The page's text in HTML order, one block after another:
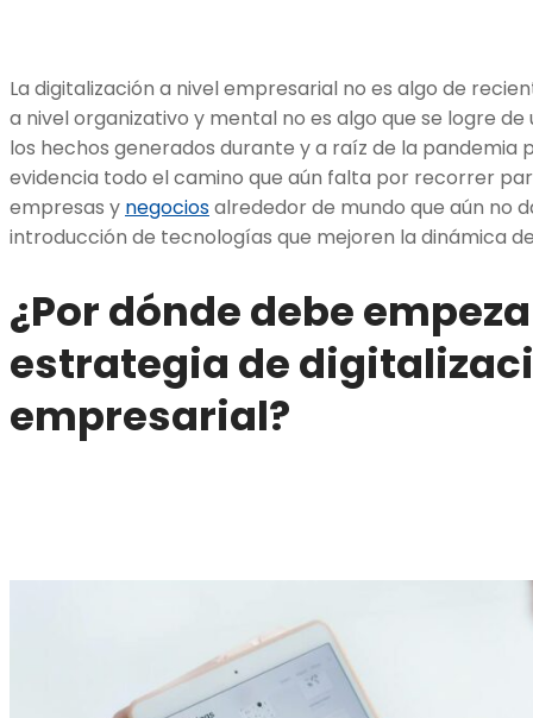
La digitalización a nivel empresarial no es algo de
a nivel organizativo y mental no es algo que se logre
los hechos generados durante y a raíz de la pandemia
evidencia todo el camino que aún falta por recorrer
empresas y negociosalrededor de mundo que aún no
introducción de tecnologías que mejoren la dinámica
¿Por dónde debe
estrategia de
empresarial?